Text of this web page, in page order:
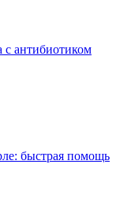
с антибиотиком
быстрая помощь